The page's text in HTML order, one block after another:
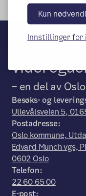
Kun
Innstillinger for
Edvard
– en del av
Besøks- og
Ullevålsveien 5,
Postadresse:
Oslo kommune,
Edvard Munch vgs,
0602 Oslo
Telefon:
22 60 65 00